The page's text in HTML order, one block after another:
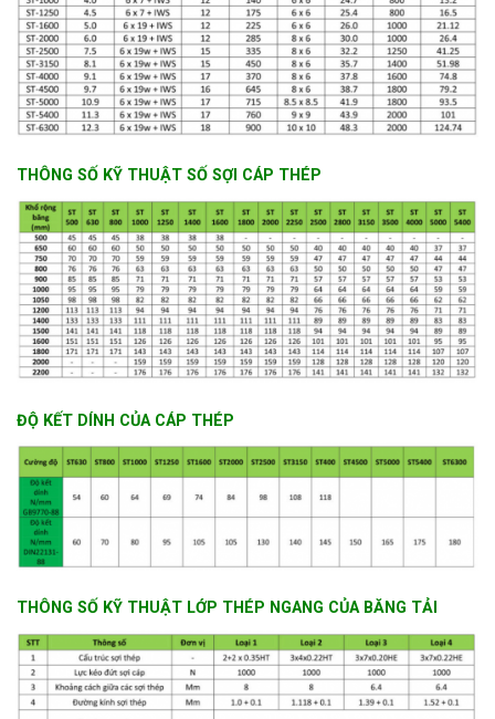
THÔNG SỐ KỸ THUẬT SỐ SỢI CÁP THÉP
ĐỘ KẾT DÍNH CỦA CÁP THÉP
THÔNG SỐ KỸ THUẬT LỚP THÉP NGANG CỦA BĂNG TẢI